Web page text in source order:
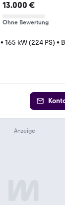
13.000 €
Ohne Bewertung
• 165 kW (224 PS) •